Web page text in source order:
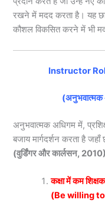
रखने में मदद करता है। यह
कौशल विकसित करने में भी
Instructor
(अनुभवात्मक
अनुभवात्मक अधिगम में,
बजाय मार्गदर्शन करता है
(वुर्डिंगर और कार्लसन,
कक्षा में कम
(Be willing